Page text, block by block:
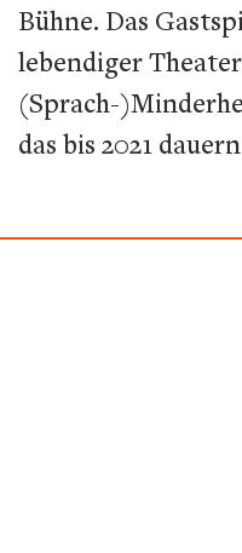
Bühne. Das
lebendiger
(Sprach-
das bis 2021